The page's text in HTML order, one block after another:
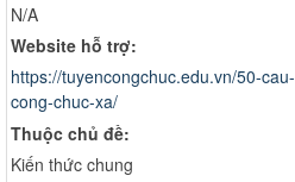
N/A
Website hỗ trợ:
https://tuyencongchuc.edu.vn/50-
cong-chuc-xa/
Thuộc chủ đề:
Kiến thức chung